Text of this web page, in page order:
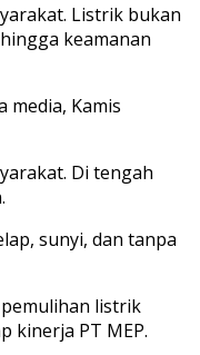
Listrik bukan
keamanan
media, Kamis
Di tengah
sunyi, dan tanpa
pemulihan listrik
kinerja PT MEP.